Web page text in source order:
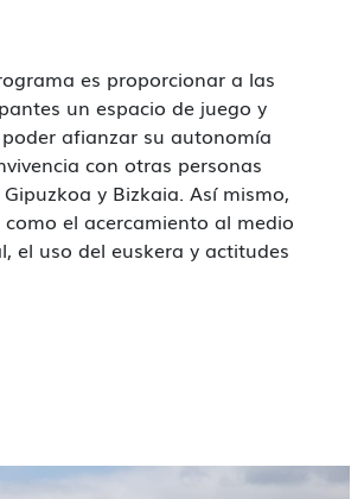
es proporcionar a las
un espacio de juego y
afianzar su autonomía
con otras personas
y Bizkaia. Así mismo,
el acercamiento al medio
el uso del euskera y actitudes